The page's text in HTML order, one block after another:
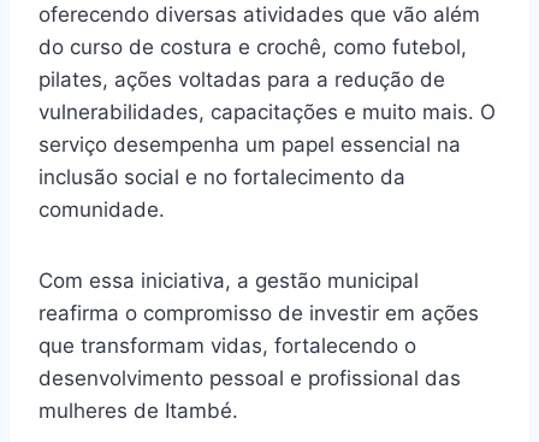
oferecendo diversas atividades que vão além
do curso de costura e crochê, como futebol,
pilates, ações voltadas para a redução de
vulnerabilidades, capacitações e muito mais. O
serviço desempenha um papel essencial na
inclusão social e no fortalecimento da
comunidade.
Com essa iniciativa, a gestão municipal
reafirma o compromisso de investir em ações
que transformam vidas, fortalecendo o
desenvolvimento pessoal e profissional das
mulheres de Itambé.